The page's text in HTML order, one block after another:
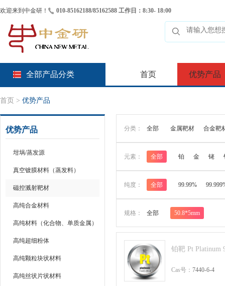
欢迎来到中金研！ 010-85162188/85162588 工作日：8:30- 18:00
全部产品分类 首页 优势产品
首页 > 优势产品
优势产品
坩埚/蒸发源
真空镀膜材料（蒸发料）
磁控溅射靶材
高纯合金材料
高纯材料（化合物、单质金属）
高纯超细粉体
高纯颗粒块状材料
高纯丝状片状材料
分类： 全部 金属靶材 合金靶
元素： 全部 铂 金 铑
纯度： 全部 99.99%
规格： 全部 50.8*5mm
铂靶 Pt Platinum
Cas号： 7440-6-4